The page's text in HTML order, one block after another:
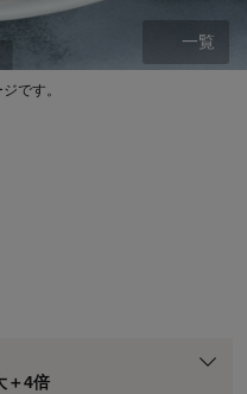
です。
一覧
＋4倍
プレゼント
ージ倍率適用前の基本ポイント